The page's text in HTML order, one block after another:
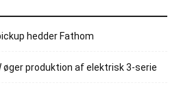
hedder Fathom
øger produktion af elektrisk 3-serie